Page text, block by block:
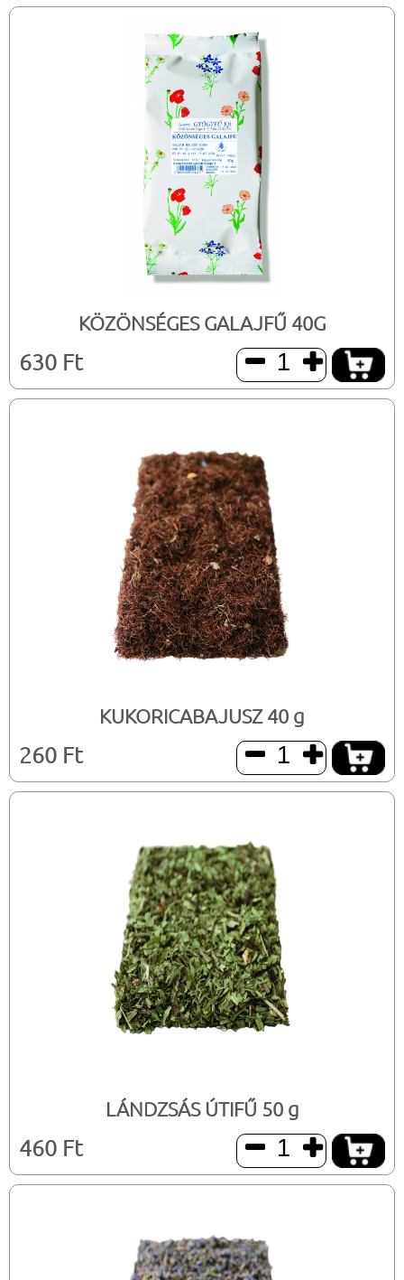
KÖZÖNSÉGES GALAJFŰ 40G
630 Ft  
KUKORICABAJUSZ 40 g
260 Ft  
LÁNDZSÁS ÚTIFŰ 50 g
460 Ft  